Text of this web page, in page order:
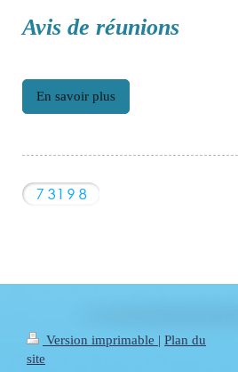
Avis de réunions
En savoir plus
Version imprimable | Plan du
site